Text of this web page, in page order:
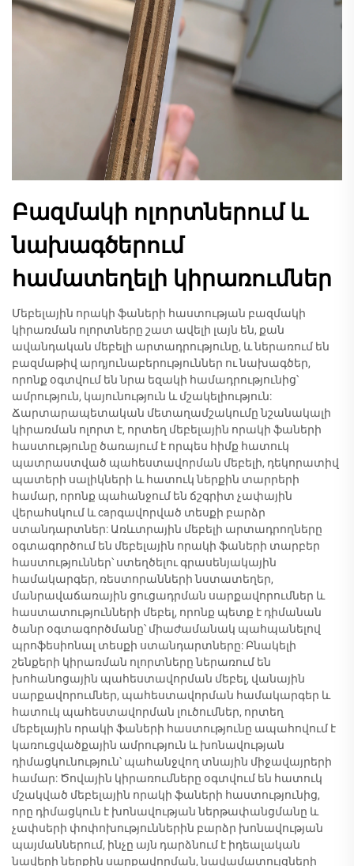
Բազմակի ոլորտներում և
նախագծերում
համատեղելի կիրառումներ
Մեբելային որակի ֆաների հաստության բազմակի
կիրառման ոլորտները շատ ավելի լայն են, քան
ավանդական մեբելի արտադրությունը, և ներառում են
բազմաթիվ արդյունաբերություններ ու նախագծեր,
որոնք օգտվում են նրա եզակի համադրությունից՝
ամրություն, կայունություն և մշակելիություն:
Ճարտարապետական մետաղամշակումը նշանակալի
կիրառման ոլորտ է, որտեղ մեբելային որակի ֆաների
հաստությունը ծառայում է որպես հիմք հատուկ
պատրաստված պահեստավորման մեբելի, դեկորատիվ
պատերի սալիկների և հատուկ ներքին տարրերի
համար, որոնք պահանջում են ճշգրիտ չափային
վերահսկում և caրգավորված տեսքի բարձր
ստանդարտներ: Առևտրային մեբելի արտադրողները
օգտագործում են մեբելային որակի ֆաների տարբեր
հաստություններ՝ ստեղծելու գրասենյակային
համակարգեր, ռեստորանների նստատեղեր,
մանրավաճառային ցուցադրման սարքավորումներ և
հաստատությունների մեբել, որոնք պետք է դիմանան
ծանր օգտագործմանը՝ միաժամանակ պահպանելով
պրոֆեսիոնալ տեսքի ստանդարտները: Բնակելի
շենքերի կիրառման ոլորտները ներառում են
խոհանոցային պահեստավորման մեբել, վանային
սարքավորումներ, պահեստավորման համակարգեր և
հատուկ պահեստավորման լուծումներ, որտեղ
մեբելային որակի ֆաների հաստությունը ապահովում է
կառուցվածքային ամրություն և խոնավության
դիմացկունություն՝ պահանջվող տնային միջավայրերի
համար: Ծովային կիրառումները օգտվում են հատուկ
մշակված մեբելային որակի ֆաների հաստությունից,
որը դիմացկուն է խոնավության ներթափանցմանը և
չափսերի փոփոխություններին բարձր խոնավության
պայմաններում, ինչը այն դարձնում է իդեալական
նավերի ներքին սարքավորման, նավամատույցների